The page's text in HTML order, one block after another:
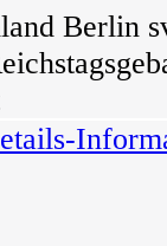
Berlin